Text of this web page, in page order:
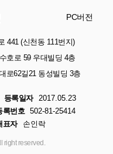
PC버전
441 (신천동 111번지)
호로 59 우대빌딩 4층
로62길21 동성빌딩 3층
등록일자
2017.05.23
록번호 502-81-25414
표자 손인락
reserved.